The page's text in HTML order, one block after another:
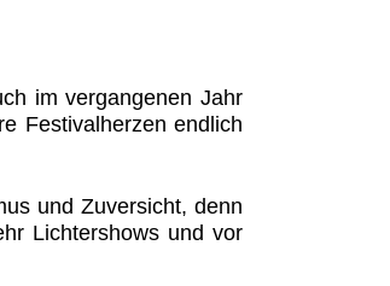
im vergangenen Jahr
Festivalherzen endlich
und Zuversicht, denn
Lichtershows und vor